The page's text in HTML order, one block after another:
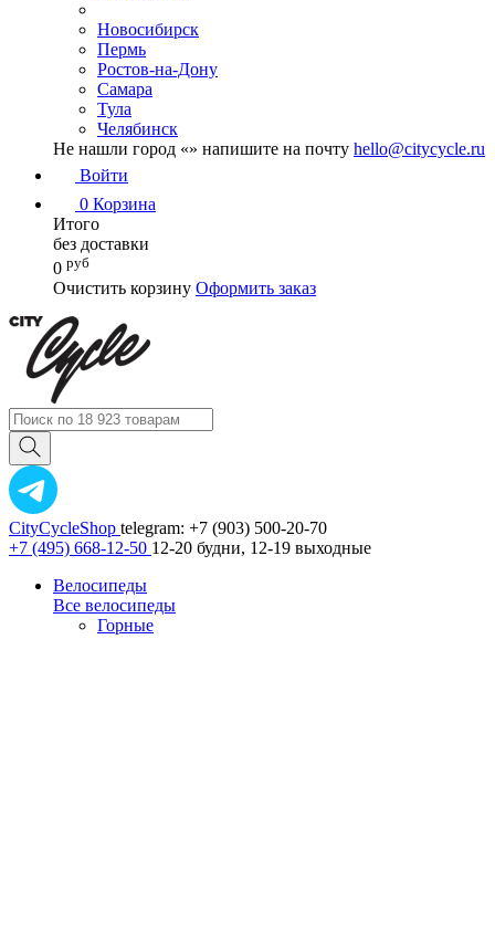
Новосибирск
Пермь
Ростов-на-Дону
Самара
Тула
Челябинск
Не нашли город «» напишите на почту hello@citycycle.ru
Войти
0 Корзина
Итого
без доставки
0 руб
Очистить корзину Оформить заказ
CityCycleShop telegram: +7 (903) 500-20-70
+7 (495) 668-12-50 12-20 будни, 12-19 выходные
Велосипеды
Все велосипеды
Горные